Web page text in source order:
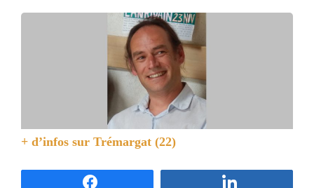
+ d’infos sur Trémargat (22)